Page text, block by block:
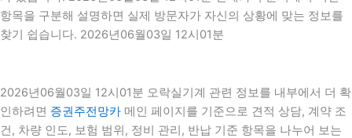
항목을 구분해 설명하면 실제 방문자가 자신의 상황에 맞는 정보를
찾기 쉽습니다. 2026년06월03일 12시01분
2026년06월03일 12시01분 오락실기계 관련 정보를 내부에서 더 확
인하려면 증권주전망카 메인 페이지를 기준으로 견적 상담, 계약 조
건, 차량 인도, 보험 범위, 정비 관리, 반납 기준 항목을 나누어 보는